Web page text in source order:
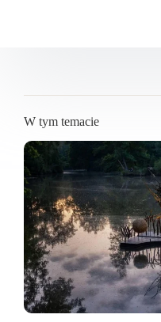
W tym temacie